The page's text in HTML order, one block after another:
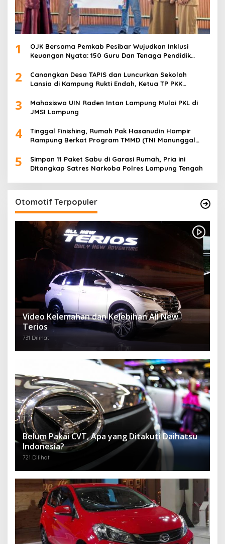
1
OJK Bersama Pemkab Pesibar Wujudkan Inklusi
Keuangan Nyata: 150 Guru Dan Tenaga Pendidik
2
Canangkan Desa TAPIS dan Luncurkan Sekolah
Lansia di Kampung Rukti Endah, Ketua TP PKK
Desa
3
Mahasiswa UIN Raden Intan Lampung Mulai PKL di
JMSI Lampung
4
Tinggal Finishing, Rumah Pak Hasanudin Hampir
Rampung Berkat Program TMMD (TNI Manunggal
5
Simpan 11 Paket Sabu di Garasi Rumah, Pria ini
Ditangkap Satres Narkoba Polres Lampung Tengah
Otomotif Terpopuler
Video Kelemahan dan Kelebihan All New
Terios
731 Dilihat
Belum Pakai CVT, Apa yang Ditakuti Daihatsu
Indonesia?
721 Dilihat